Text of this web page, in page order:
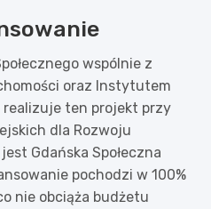
wspólnie z
oraz Instytutem
realizuje ten projekt przy
dla Rozwoju
Gdańska Społeczna
pochodzi w 100%
nie obciąża budżetu